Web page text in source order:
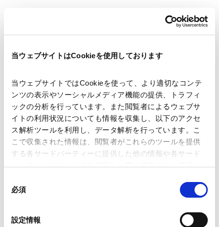
当ウェブサイトはCookieを使用しております
当ウェブサイトではCookieを使って、より適切なコンテ
ンツの表示やソーシャルメディア機能の提供、トラフィ
ックの分析を行っています。また閲覧者によるウェブサ
イトの利用状況についても情報を収集し、以下のアクセ
ス解析ツールを利用し、データ解析を行っています。こ
こで収集された情報は、閲覧者がこれらのツールを提供
する各サードパーティーに提供した他の情報や各サード
パーティーのサービスを使用した際に収集された情報と
ことがあります。
Google Analytics利用規約（
必須
設定情報
講師 龍野 滋幹
開催日時 2026年7月23日(木)14:00～16:00
会場
オンラインライブ配信 / アンダーソン・
毛利・友常法律事務所外国法共同事業
会議室
運営
業務分野